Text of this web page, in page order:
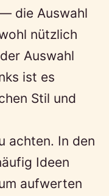
die Auswahl
nützlich
Auswahl
ist es
Stil und
achten. In den
Ideen
aufwerten